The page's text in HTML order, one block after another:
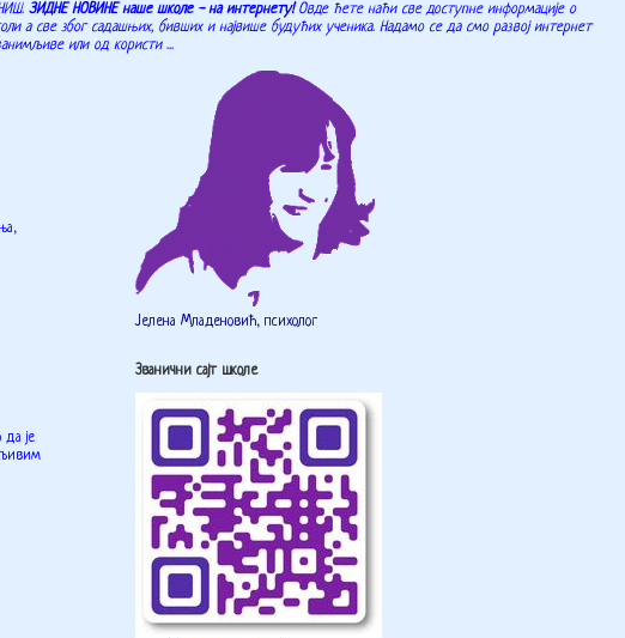
ЗИДНЕ НОВИНЕ наше школе - на интернету!Овде ћете наћи све доступне информације о
све због садашњих, бивших и највише будућих ученика. Надамо се да смо развој интернет
или од користи ...
је
Јелена Младеновић, психолог
Званични сајт школе